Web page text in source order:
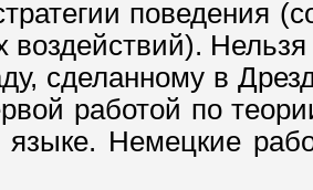
поведения
сделанному в
работой по
Немецкие